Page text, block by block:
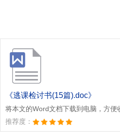
《逃课检讨书(15篇).doc》
将本文的Word文档下载到电脑，方便
推荐度：